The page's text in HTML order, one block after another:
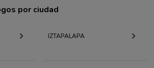
por ciudad
IZTAPALAPA